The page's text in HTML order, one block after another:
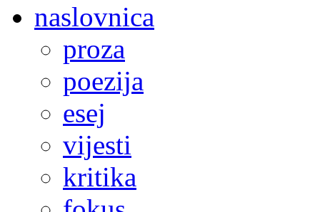
naslovnica
proza
poezija
esej
vijesti
kritika